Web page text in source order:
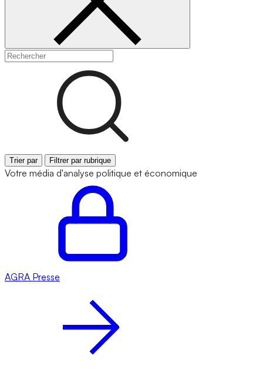
Trier par Filtrer par rubrique
Votre média d'analyse politique et économique
AGRA Presse